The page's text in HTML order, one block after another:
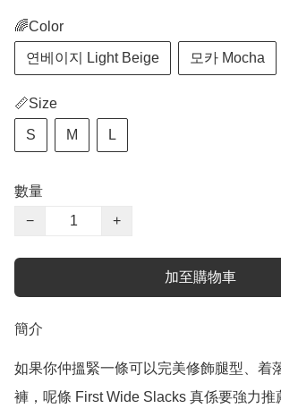
🌈Color
연베이지 Light Beige 모카 Mocha
📏Size
S M L
數量
−
+
加至購物車
簡介
如果你仲搵緊一條可以完美修飾腿型、着
褲，呢條 First Wide Slacks 真係要強力推